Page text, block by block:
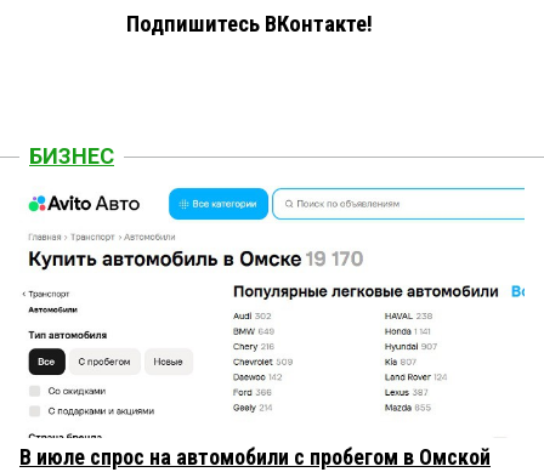
Подпишитесь ВКонтакте!
БИЗНЕС
В июле спрос на автомобили с пробегом в Омской